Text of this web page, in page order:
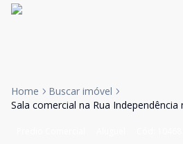
Home
Buscar imóvel
Sala comercial na Rua